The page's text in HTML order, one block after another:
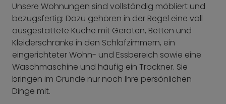
Unsere Wohnungen sind vollständig möbliert und
bezugsfertig: Dazu gehören in der Regel eine voll
ausgestattete Küche mit Geräten, Betten und
Kleiderschränke in den Schlafzimmern, ein
eingerichteter Wohn- und Essbereich sowie eine
Waschmaschine und häufig ein Trockner. Sie
bringen im Grunde nur noch Ihre persönlichen
Dinge mit.